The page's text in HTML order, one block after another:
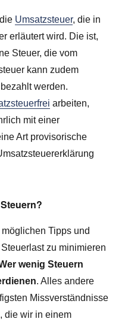
Umsatzsteuer, die in
erläutert wird. Die ist,
Steuer, die vom
kann zudem
werden.
arbeiten,
mit einer
Art provisorische
Tipps und
zu minimieren
wenig Steuern
. Alles andere
Missverständnisse
die wir in einem